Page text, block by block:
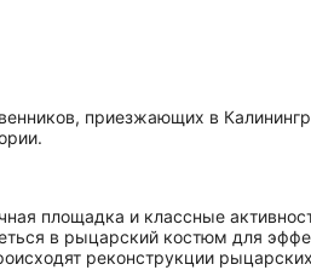
приезжающих в
площадка и классные
в рыцарский костюм для
реконструкции